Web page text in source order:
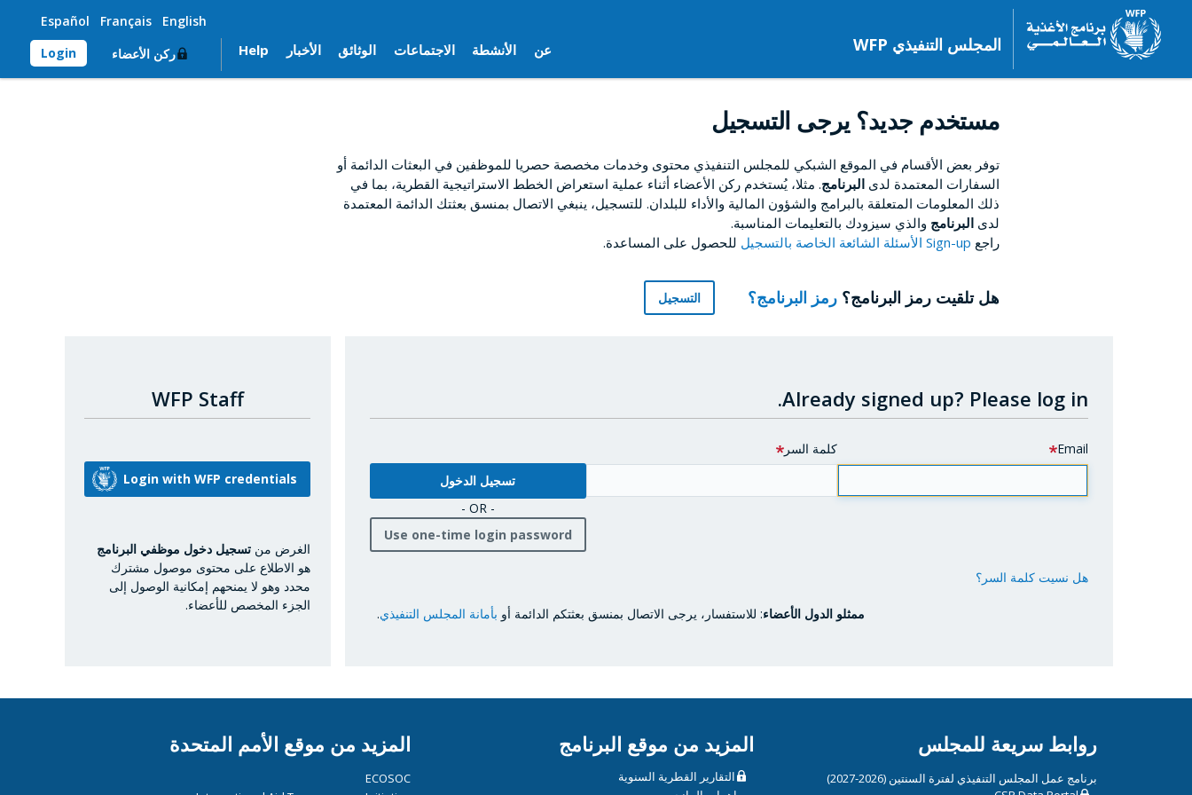
المجلس التنفيذي WFP
English
Français
Español
عن الأنشطة الاجتماعات الوثائق الأخبار Help ركن الأعضاء Login
مستخدم جديد؟ يرجى التسجيل
توفر بعض الأقسام في الموقع الشبكي للمجلس التنفيذي محتوى وخدمات مخصصة حصريا للموظفين في البعثات الدائمة أو
السفارات المعتمدة لدىالبرنامج. مثلا، يُستخدم ركن الأعضاء أثناء عملية استعراض الخطط الاستراتيجية القطرية، بما في
ذلك المعلومات المتعلقة بالبرامج والشؤون المالية والأداء للبلدان. للتسجيل، ينبغي الاتصال بمنسق بعثتك الدائمة المعتمدة
لدىالبرنامج والذي سيزودك بالتعليمات المناسبة.
راجع Sign-up الأسئلة الشائعة الخاصة بالتسجيل للحصول على المساعدة.
هل تلقيت رمز البرنامج؟رمز البرنامج؟ التسجيل
WFP Staff
الغرض من تسجيل دخول موظفي البرنامج
هو الاطلاع على محتوى موصول مشترك
محدد وهو لا يمنحهم إمكانية الوصول إلى
الجزء المخصص للأعضاء.
Already signed up? Please log in.
Email كلمة السر
- OR -
Use one-time login password
هل نسيت كلمة السر؟
ممثلو الدول الأعضاء: للاستفسار، يرجى الاتصال بمنسق بعثتكم الدائمة أو بأمانة المجلس التنفيذي.
روابط سريعة للمجلس
برنامج عمل المجلس التنفيذي لفترة السنتين (2026-2027)
المزيد من موقع البرنامج
التقارير القطرية السنوية
المزيد من موقع الأمم المتحدة
ECOSOC